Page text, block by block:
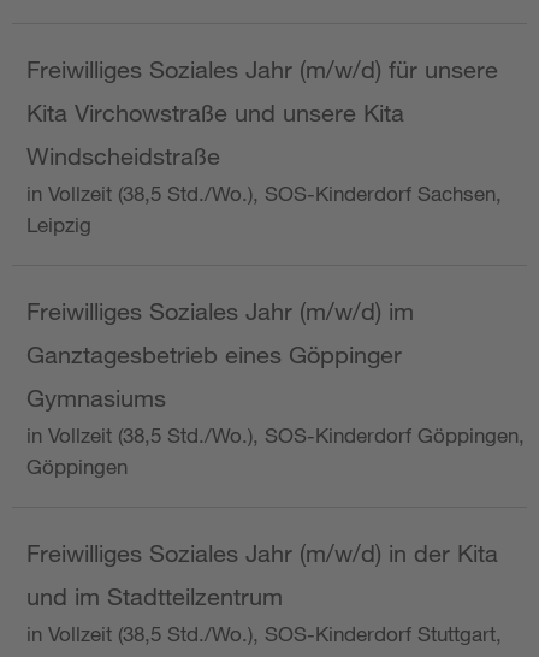
Freiwilliges Soziales Jahr (m/w/d) für unsere
Kita Virchowstraße und unsere Kita
Windscheidstraße
in Vollzeit (38,5 Std./Wo.), SOS-Kinderdorf Sachsen,
Leipzig
Freiwilliges Soziales Jahr (m/w/d) im
Ganztagesbetrieb eines Göppinger
Gymnasiums
in Vollzeit (38,5 Std./Wo.), SOS-Kinderdorf Göppingen,
Göppingen
Freiwilliges Soziales Jahr (m/w/d) in der Kita
und im Stadtteilzentrum
in Vollzeit (38,5 Std./Wo.), SOS-Kinderdorf Stuttgart,